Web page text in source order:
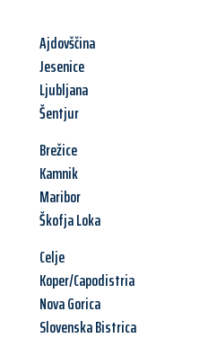
Ajdovščina
Jesenice
Ljubljana
Šentjur
Brežice
Kamnik
Maribor
Škofja Loka
Celje
Koper/Capodistria
Nova Gorica
Slovenska Bistrica